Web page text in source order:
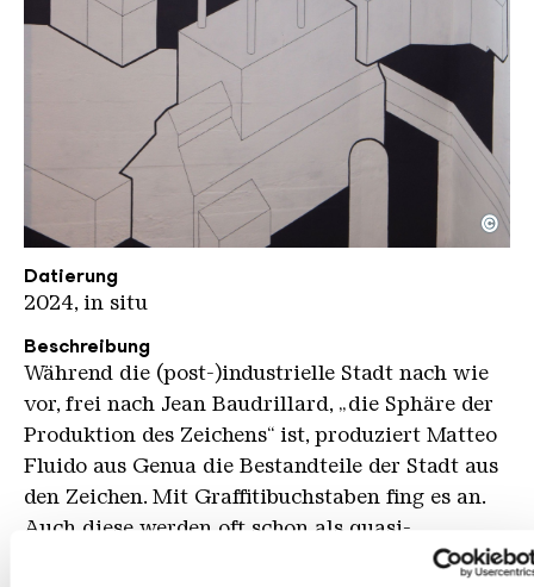
Fluido KHV kompr
Copyright: Karl Heinrich Veith
©
Datierung
2024, in situ
Beschreibung
Während die (post-)industrielle Stadt nach wie
vor, frei nach Jean Baudrillard, „die Sphäre der
Produktion des Zeichens“ ist, produziert Matteo
Fluido aus Genua die Bestandteile der Stadt aus
den Zeichen. Mit Graffitibuchstaben fing es an.
Auch diese werden oft schon als quasi-
architektonische Elemente konstruiert, mit